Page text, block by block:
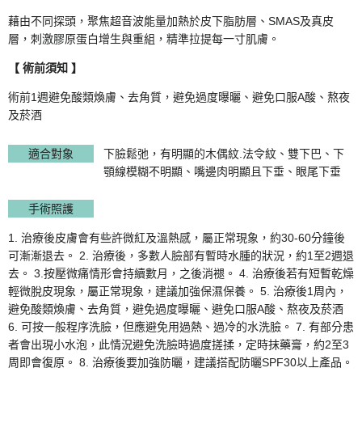
藉由不同探頭，聚焦超音波能量加熱於皮下脂肪層、SMAS及真皮
層，刺激膠原蛋白增生與重組，精準拉提每一寸肌膚。
【 術前須知 】
術前1週避免酸類煥膚、去角質，避免過度曝曬、避免口服A酸、熬夜
及菸酒
適合對象
下臉鬆弛，有明顯的木偶紋.法令紋、雙下巴、下
顎線模糊不明顯、嘴邊肉明顯且下垂、眼尾下垂
手術照護
1. 治療後皮膚會有些許微紅及溫熱感，屬正常現象，約30-60分鐘後
可漸漸退去。 2. 治療後，多數人臉部有暫時水腫的狀況，約1至2週退
去。 3.按壓微痛情形會持續數月，之後消褪。 4. 治療後若有短暫乾燥
輕微脫皮現象，屬正常現象，建議加強保濕保養。 5. 治療後1周內，
避免酸類煥膚、去角質，避免過度曝曬、避免口服A酸、熬夜及菸酒
6. 可按一般程序洗臉，但應避免用過熱、過冷的水洗臉。 7. 有部分患
者會出現小水泡，此情況避免洗臉時過度搓揉，定時抹藥膏，約2至3
周即會復原。 8. 治療後要加強防曬，建議搭配防曬SPF30以上產品。